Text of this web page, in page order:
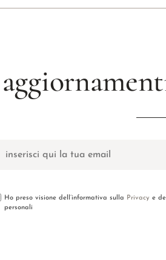
Ho preso visione dell’informativa sulla Privacy e
personali